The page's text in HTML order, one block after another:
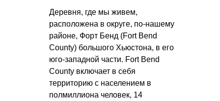
Деревня, где мы живем,
расположена в округе, по-нашему
районе, Форт Бенд (Fort Bend
County) большого Хьюстона, в его
юго-западной части. Fort Bend
County включает в себя
территорию с населением в
полмиллиона человек, 14